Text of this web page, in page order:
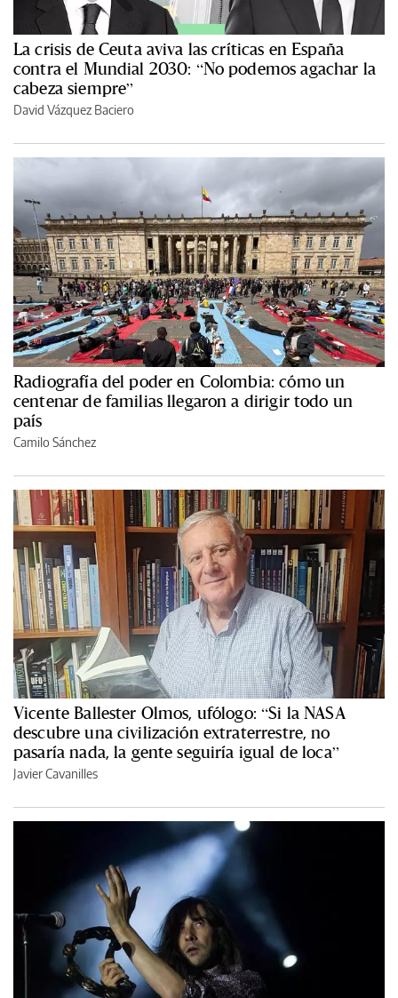
La crisis de Ceuta aviva las críticas en España
contra el Mundial 2030: “No podemos agachar la
cabeza siempre”
David Vázquez Baciero
Radiografía del poder en Colombia: cómo un
centenar de familias llegaron a dirigir todo un
país
Camilo Sánchez
Vicente Ballester Olmos, ufólogo: “Si la NASA
descubre una civilización extraterrestre, no
pasaría nada, la gente seguiría igual de loca”
Javier Cavanilles